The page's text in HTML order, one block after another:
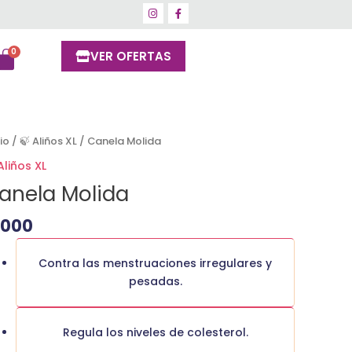
VER OFERTAS
/🍃 Aliños XL / Canela Molida
XL
Molida
Contra las menstruaciones irregulares y
pesadas.
Regula los niveles de colesterol.